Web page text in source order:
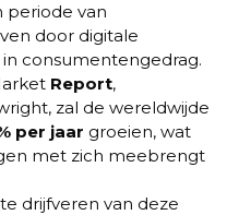
periode van
door digitale
consumentengedrag.
Report,
zal de wereldwijde
per jaar groeien, wat
met zich meebrengt
drijfveren van deze